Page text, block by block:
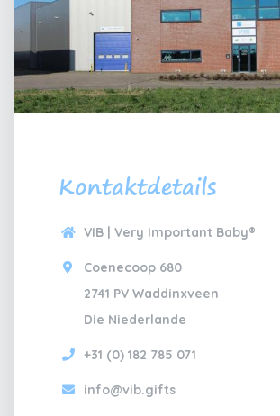
Kollektion Über
Nachrichten
Finden
KontaktKontaktdetails
VIB | Very Important Baby®
Coenecoop 680
2741 PV Waddinxveen
Die Niederlande
+31 (0) 182 785 071
info@vib.gifts